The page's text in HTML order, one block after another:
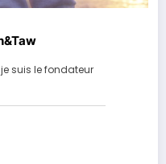
je suis le fondateur